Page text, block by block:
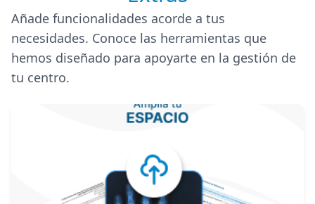
Añade funcionalidades acorde a tus
necesidades. Conoce las herramientas que
hemos diseñado para apoyarte en la gestión de
tu centro.